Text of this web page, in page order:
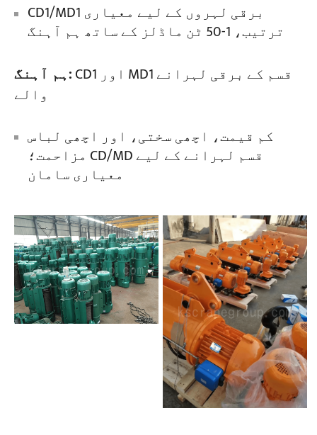
CD1/MD1 برقی لہروں کے لیے معیاری
ترتیب، 1-50 ٹن ماڈلز کے ساتھ ہم آہنگ
ہم آہنگ:CD1 اور MD1 قسم کے برقی لہرانے
والے
کم قیمت، اچھی سختی، اور اچھی لباس
مزاحمت؛ CD/MD قسم لہرانے کے لیے
معیاری سامان